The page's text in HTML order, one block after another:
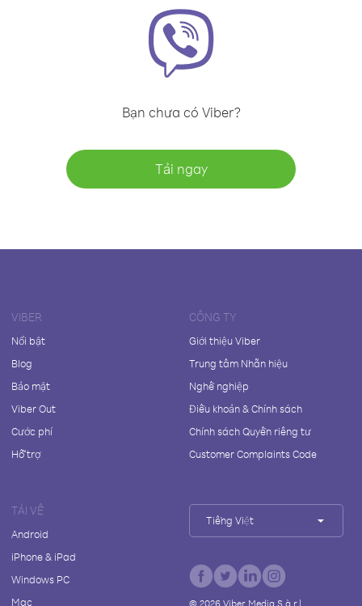
Bạn chưa có Viber?
Tải ngay
VIBER
Nổi bật
Blog
Bảo mật
Viber Out
Cước phí
Hỗ trợ
CÔNG TY
Giới thiệu Viber
Trung tâm Nhãn hiệu
Nghề nghiệp
Điều khoản & Chính sách
Chính sách Quyền riêng tư
Customer Complaints Code
TẢI VỀ
Android
iPhone & iPad
Windows PC
Mac
Tiếng Việt
© 2026Viber Media S.à r.l.